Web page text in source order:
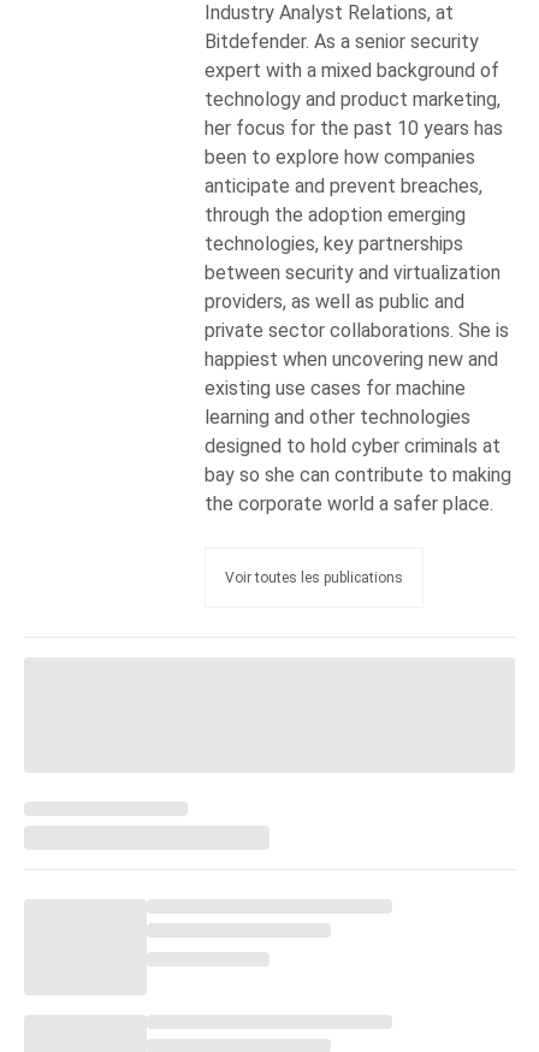
Industry Analyst Relations, at
Bitdefender. As a senior security
expert with a mixed background of
technology and product marketing,
her focus for the past 10 years has
been to explore how companies
anticipate and prevent breaches,
through the adoption emerging
technologies, key partnerships
between security and virtualization
providers, as well as public and
private sector collaborations. She is
happiest when uncovering new and
existing use cases for machine
learning and other technologies
designed to hold cyber criminals at
bay so she can contribute to making
the corporate world a safer place.
Voir toutes les publications